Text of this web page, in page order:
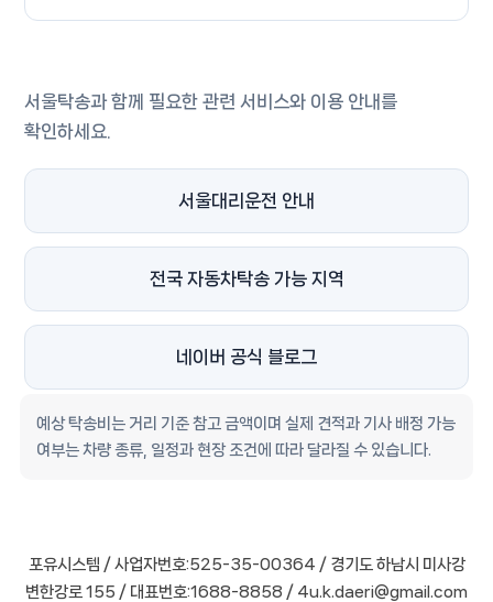
서울탁송과 함께 필요한 관련 서비스와 이용 안내를
확인하세요.
서울대리운전 안내
전국 자동차탁송 가능 지역
네이버 공식 블로그
예상 탁송비는 거리 기준 참고 금액이며 실제 견적과 기사 배정 가능
여부는 차량 종류, 일정과 현장 조건에 따라 달라질 수 있습니다.
포유시스템 / 사업자번호:525-35-00364 / 경기도 하남시 미사강
변한강로 155 / 대표번호:1688-8858 / 4u.k.daeri@gmail.com